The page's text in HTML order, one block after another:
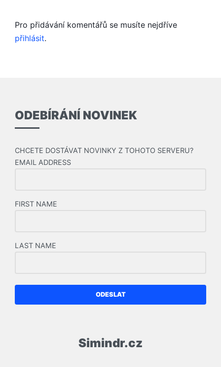
Pro přidávání komentářů se musíte nejdříve
přihlásit.
Simindr.cz
ODEBÍRÁNÍ NOVINEK
CHCETE DOSTÁVAT NOVINKY Z TOHOTO SERVERU?
EMAIL ADDRESS
FIRST NAME
LAST NAME
ODESLAT